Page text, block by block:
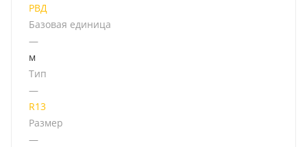
РВД
Базовая единица
—
м
Тип
—
R13
Размер
—